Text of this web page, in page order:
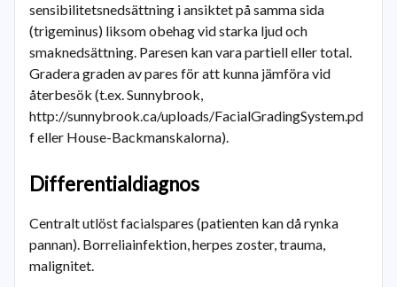
sensibilitetsnedsättning i ansiktet på samma sida
(trigeminus) liksom obehag vid starka ljud och
smaknedsättning. Paresen kan vara partiell eller total.
Gradera graden av pares för att kunna jämföra vid
återbesök (t.ex. Sunnybrook,
http://sunnybrook.ca/uploads/FacialGradingSystem.pd
f eller House-Backmanskalorna).
Differentialdiagnos
Centralt utlöst facialspares (patienten kan då rynka
pannan). Borreliainfektion, herpes zoster, trauma,
malignitet.